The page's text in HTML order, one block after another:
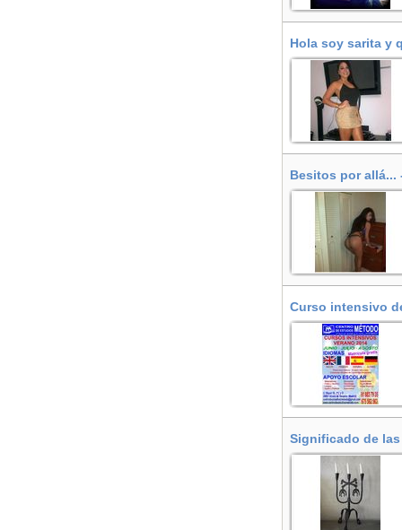
Hola soy sarita y
Badalona
Besitos por allá...
Curso intensivo
Henares
Significado de